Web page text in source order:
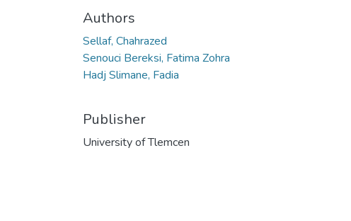
Authors
Sellaf, Chahrazed
Senouci Bereksi, Fatima Zohra
Hadj Slimane, Fadia
Publisher
University of Tlemcen